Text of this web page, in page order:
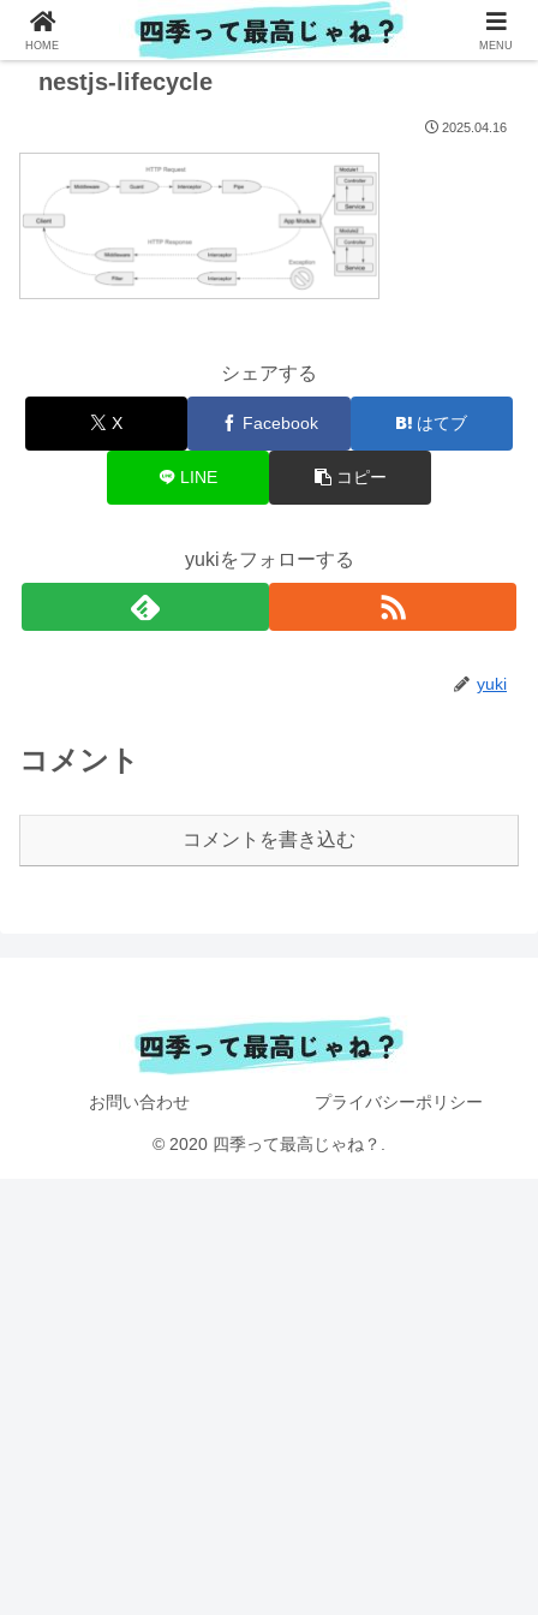
nestjs-lifecycle
2025.04.16
シェアする
X Facebook はてブ
LINE コピー
yukiをフォローする
yuki
コメント
コメントを書き込む
お問い合わせ プライバシーポリシー
© 2020 四季って最高じゃね？.
HOME MENU